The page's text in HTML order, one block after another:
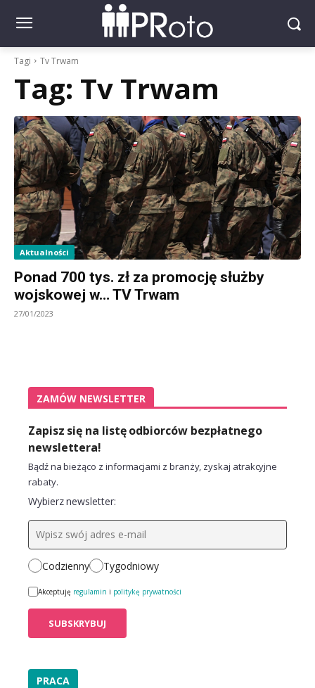
Tagi Tv Trwam
Tag: Tv Trwam
Aktualności
Ponad 700 tys. zł za promocję służby
wojskowej w… TV Trwam
27/01/2023
ZAMÓW NEWSLETTER
Zapisz się na listę odbiorców bezpłatnego
newslettera!
Bądź na bieżąco z informacjami z branży, zyskaj atrakcyjne
rabaty.
Wybierz newsletter:
Codzienny Tygodniowy
Akceptuję regulamin i politykę prywatności
PRACA